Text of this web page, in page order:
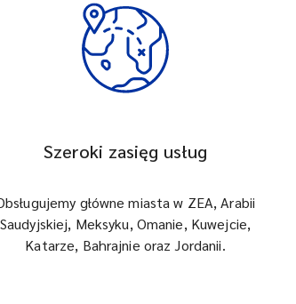
Szeroki zasięg usług
główne miasta w ZEA, Arabii
Saudyjskiej, Meksyku, Omanie, Kuwejcie,
Katarze, Bahrajnie oraz Jordanii.